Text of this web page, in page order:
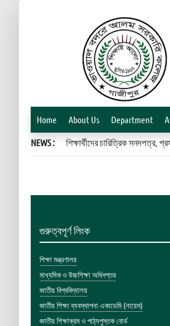
Home About Us Department
NEWS : শিক্ষার্থীদের চারিত্রিক সনদপত্র,
গুরুত্বপূর্ণ লিংক
শিক্ষা মন্ত্রণালয়
মাধ্যমিক ও উচ্চশিক্ষা অধিদপ্তর
জাতীয় বিশ্ববিদ্যালয়
জাতীয় শিক্ষা ব্যবস্থাপনা একাডেমি (নায়েম)
জাতীয় শিক্ষাক্রম ও পাঠ্যপুস্তক বোর্ড